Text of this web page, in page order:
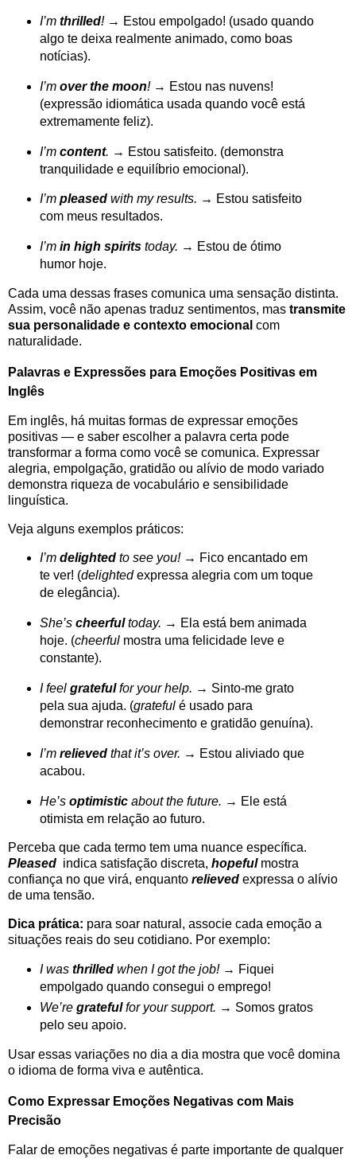
I’m thrilled!→ Estou empolgado! (usado quando
algo te deixa realmente animado, como boas
notícias).
I’m over the moon!→ Estou nas nuvens!
(expressão idiomática usada quando você está
extremamente feliz).
I’m content. → Estou satisfeito. (demonstra
tranquilidade e equilíbrio emocional).
I’mpleased with my results. → Estou satisfeito
com meus resultados.
I’m in high spiritstoday. → Estou de ótimo
humor hoje.
Cada uma dessas frases comunica uma sensação distinta.
Assim, você não apenas traduz sentimentos, mas transmite
sua personalidade e contexto emocional com
naturalidade.
Palavras e Expressões para Emoções Positivas em
Inglês
Em inglês, há muitas formas de expressar emoções
positivas — e saber escolher a palavra certa pode
transformar a forma como você se comunica. Expressar
alegria, empolgação, gratidão ou alívio de modo variado
demonstra riqueza de vocabulário e sensibilidade
linguística.
Veja alguns exemplos práticos:
I’m delighted to see you!→ Fico encantado em
te ver! (delightedexpressa alegria com um toque
de elegância).
She’s cheerfultoday. → Ela está bem animada
hoje. (cheerfulmostra uma felicidade leve e
constante).
I feel gratefulfor your help. → Sinto-me grato
pela sua ajuda. (gratefulé usado para
demonstrar reconhecimento e gratidão genuína).
I’m relievedthat it’s over. → Estou aliviado que
acabou.
He’soptimisticabout the future. → Ele está
otimista em relação ao futuro.
Perceba que cada termo tem uma nuance específica.
Pleased indica satisfação discreta, hopefulmostra
confiança no que virá, enquanto relieved expressa o alívio
de uma tensão.
Dica prática: para soar natural, associe cada emoção a
situações reais do seu cotidiano. Por exemplo:
I was thrilled when I got the job!→ Fiquei
empolgado quando consegui o emprego!
We’re gratefulfor your support. → Somos gratos
pelo seu apoio.
Usar essas variações no dia a dia mostra que você domina
o idioma de forma viva e autêntica.
Como Expressar Emoções Negativas com Mais
Precisão
Falar de emoções negativas é parte importante de qualquer